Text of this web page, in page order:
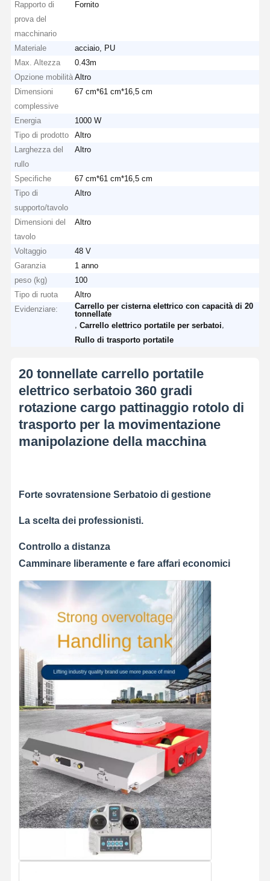
Rapporto di
prova del
macchinario
Fornito
Materiale
acciaio, PU
Max. Altezza
0.43m
Opzione mobilità Altro
Dimensioni
complessive
67 cm*61 cm*16,5 cm
Energia
1000 W
Tipo di prodotto
Altro
Larghezza del
rullo
Altro
Specifiche
67 cm*61 cm*16,5 cm
Tipo di
supporto/tavolo
Altro
Dimensioni del
tavolo
Altro
Voltaggio
48 V
Garanzia
1 anno
peso (kg)
100
Tipo di ruota
Altro
Evidenziare:
Carrello per cisterna elettrico con capacità di 20
tonnellate
,Carrello elettrico portatile per serbatoi
Rullo di trasporto portatile
20 tonnellate carrello portatile
elettrico serbatoio 360 gradi
rotazione cargo pattinaggio rotolo di
trasporto per la movimentazione
manipolazione della macchina
Forte sovratensione Serbatoio di gestione
La scelta dei professionisti.
Controllo a distanza
Camminare liberamente e fare affari economici